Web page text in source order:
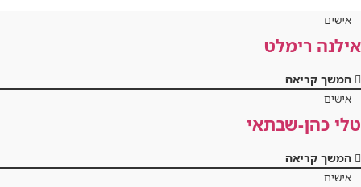
אישים
אילנה רימלט
המשך קריאה
אישים
טלי כהן-שבתאי
המשך קריאה
אישים